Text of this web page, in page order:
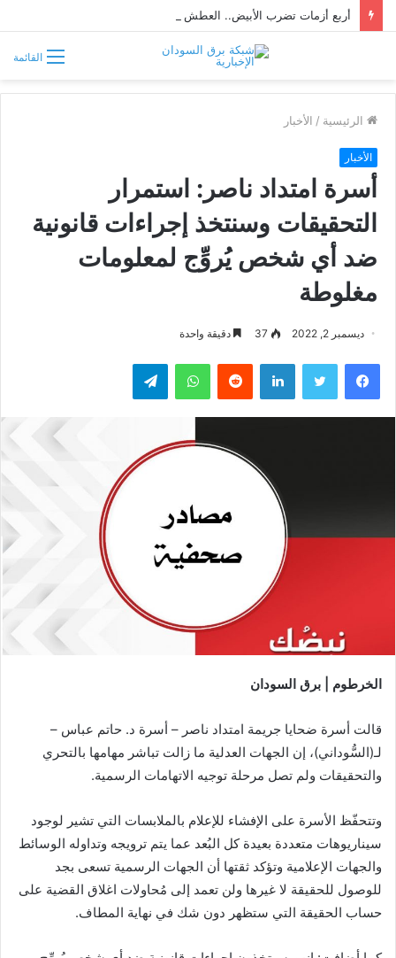
القائمة
الرئيسية / الأخبار
الأخبار
أسرة امتداد ناصر: استمرار
التحقيقات وسنتخذ إجراءات قانونية
ضد أي شخص يُروِّج لمعلومات
مغلوطة
ديسمبر 2, 2022 37 دقيقة واحدة
فيسبوك تويتر لينكدإن واتساب تيلقرام
الخرطوم | برق السودان
قالت أسرة ضحايا جريمة امتداد ناصر – أسرة د. حاتم عباس –
لـ(السُّوداني)، إن الجهات العدلية ما زالت تباشر مهامها بالتحري
والتحقيقات ولم تصل مرحلة توجيه الاتهامات الرسمية.
وتتحفّظ الأسرة على الإفشاء للإعلام بالملابسات التي تشير لوجود
سيناريوهات متعددة بعيدة كل البُعد عما يتم ترويجه وتداوله الوسائط
والجهات الإعلامية وتؤكد ثقتها أن الجهات الرسمية تسعى بجد
للوصول للحقيقة لا غيرها ولن تعمد إلى مُحاولات اغلاق القضية على
حساب الحقيقة التي ستظهر دون شك في نهاية المطاف.